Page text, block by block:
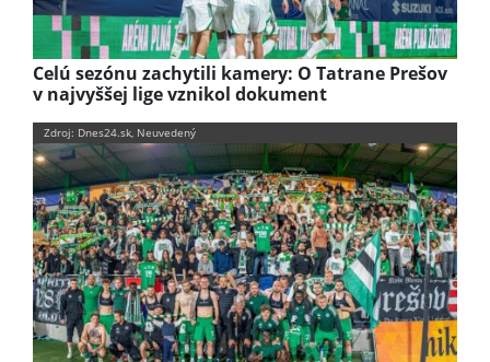
Celú sezónu zachytili kamery: O Tatrane Prešov
v najvyššej lige vznikol dokument
Zdroj: Dnes24.sk, Neuvedený